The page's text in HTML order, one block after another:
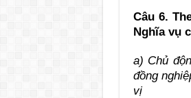
Câu 6.
Nghĩa vụ
a) Chủ
đồng
vị